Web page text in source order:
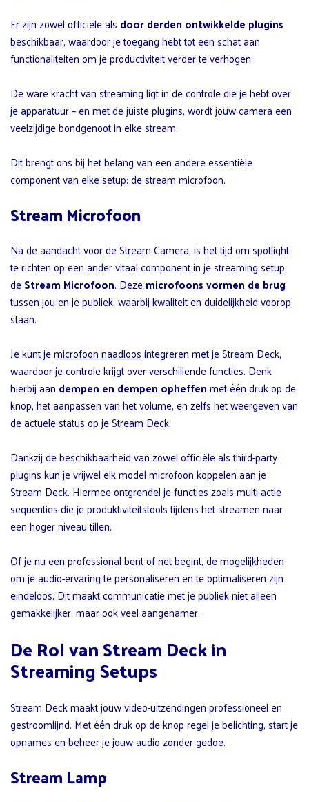
Er zijn zowel officiële als door derden ontwikkelde plugins
beschikbaar, waardoor je toegang hebt tot een schat aan
functionaliteiten om je productiviteit verder te verhogen.
De ware kracht van streaming ligt in de controle die je hebt over
je apparatuur – en met de juiste plugins, wordt jouw camera een
veelzijdige bondgenoot in elke stream.
Dit brengt ons bij het belang van een andere essentiële
component van elke setup: de stream microfoon.
Stream Microfoon
Na de aandacht voor de Stream Camera, is het tijd om spotlight
te richten op een ander vitaal component in je streaming setup:
deStream Microfoon. Dezemicrofoons vormen de brug
tussen jou en je publiek, waarbij kwaliteit en duidelijkheid voorop
staan.
Je kunt jemicrofoon naadloosintegreren met je Stream Deck,
waardoor je controle krijgt over verschillende functies. Denk
hierbij aan dempen en dempen opheffenmet één druk op de
knop, het aanpassen van het volume, en zelfs het weergeven van
de actuele status op je Stream Deck.
Dankzij de beschikbaarheid van zowel officiële als third-party
plugins kun je vrijwel elk model microfoon koppelen aan je
Stream Deck. Hiermee ontgrendel je functies zoals multi-actie
sequenties die je produktiviteitstools tijdens het streamen naar
een hoger niveau tillen.
Of je nu een professional bent of net begint, de mogelijkheden
om je audio-ervaring te personaliseren en te optimaliseren zijn
eindeloos. Dit maakt communicatie met je publiek niet alleen
gemakkelijker, maar ook veel aangenamer.
De Rol van Stream Deck in
Streaming Setups
Stream Deck maakt jouw video-uitzendingen professioneel en
gestroomlijnd. Met één druk op de knop regel je belichting, start je
opnames en beheer je jouw audio zonder gedoe.
Stream Lamp